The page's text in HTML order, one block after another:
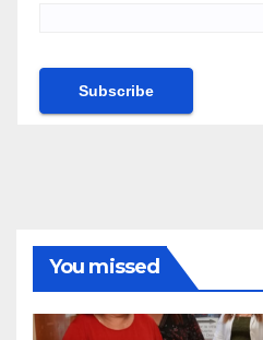
You missed